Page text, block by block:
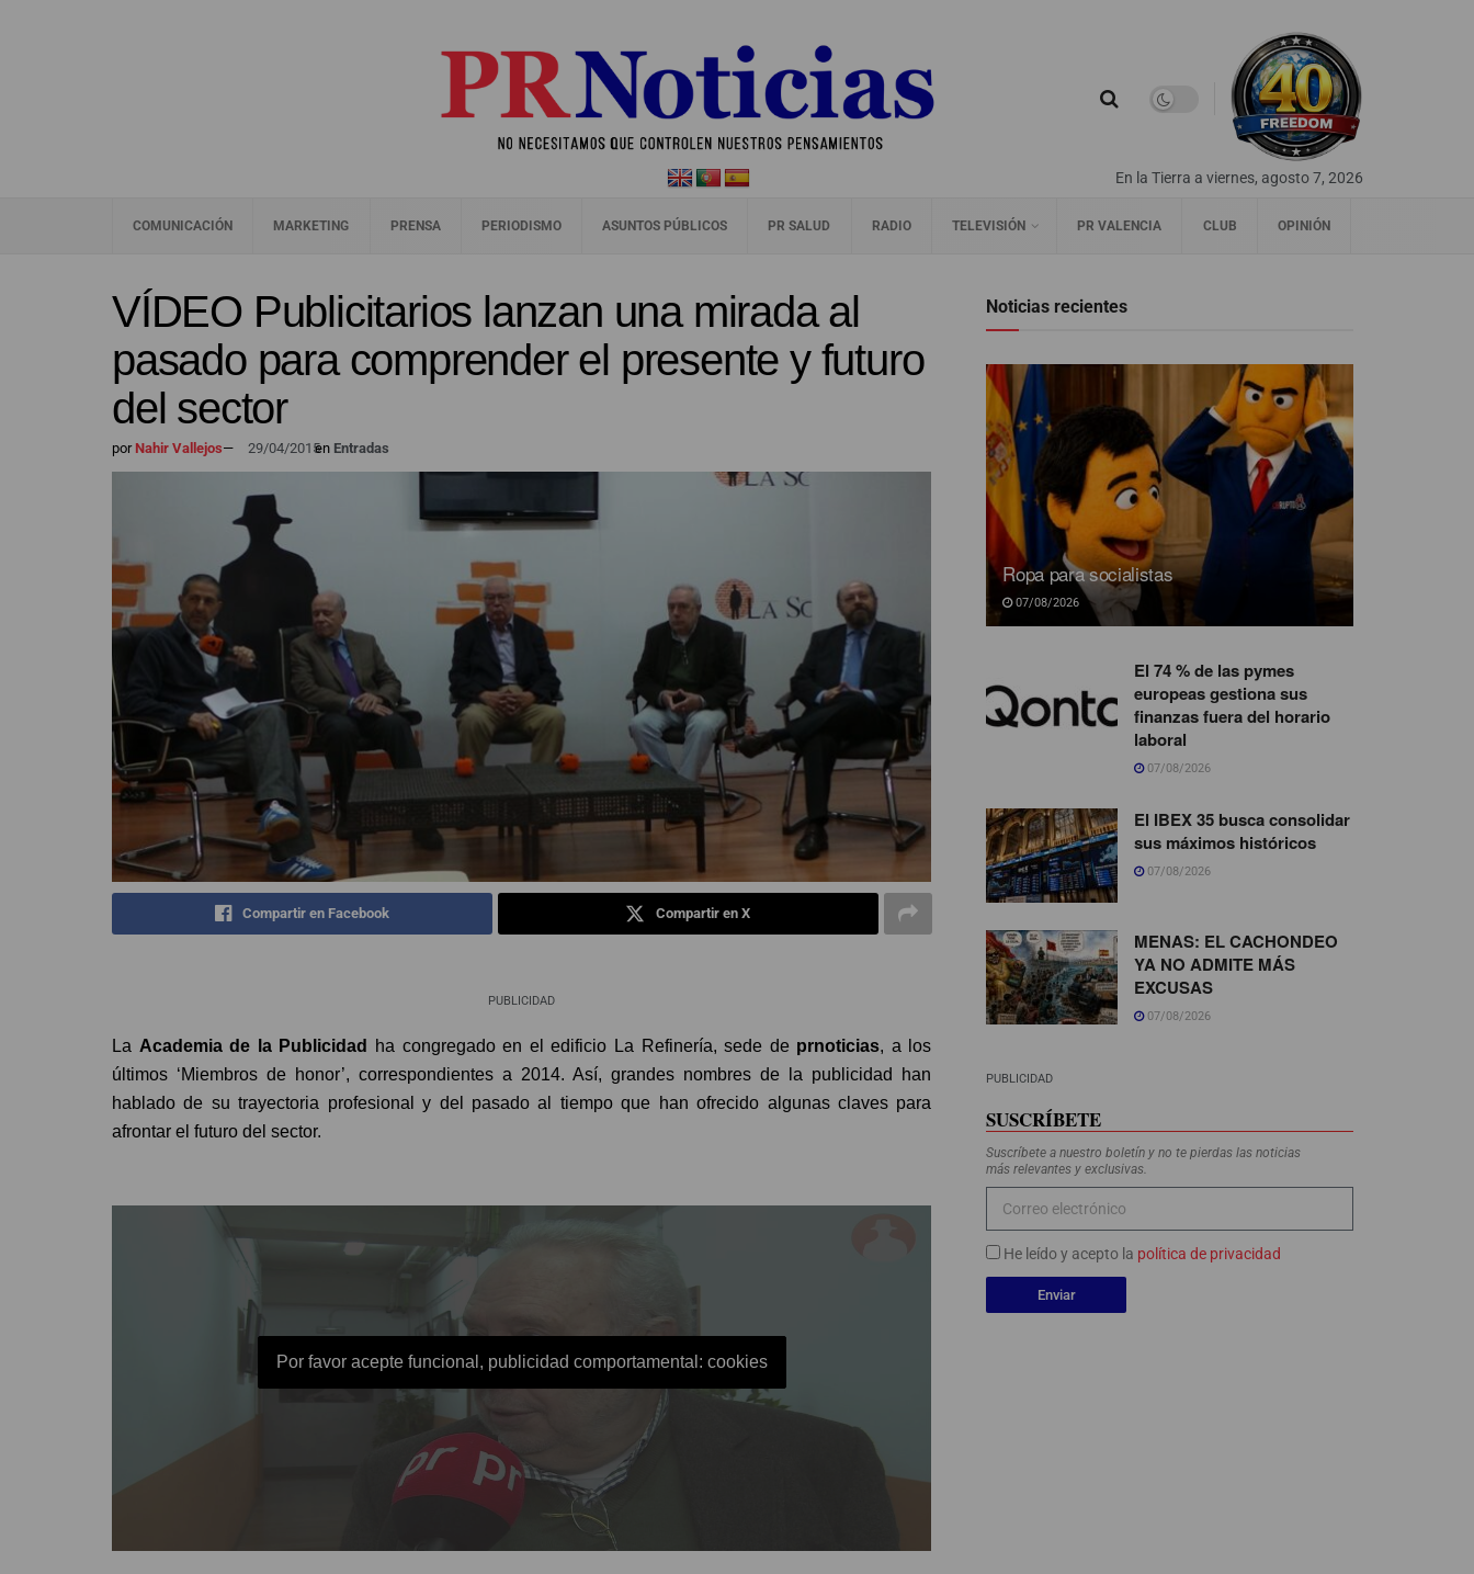
En la Tierra a viernes, agosto 7, 2026
COMUNICACIÓN MARKETING PRENSA PERIODISMO ASUNTOS PÚBLICOS PR SALUD RADIO TELEVISIÓN PR VALENCIA CLUB OPINIÓN
VÍDEO Publicitarios lanzan una mirada al
pasado para comprender el presente y futuro
del sector
porNahir Vallejos— 29/04/2015en Entradas
Compartir en Facebook Compartir en X
PUBLICIDAD
La Academia de la Publicidad ha congregado en el edificio La Refinería, sede de prnoticias, a los
últimos ‘Miembros de honor’, correspondientes a 2014. Así, grandes nombres de la publicidad han
hablado de su trayectoria profesional y del pasado al tiempo que han ofrecido algunas claves para
afrontar el futuro del sector.
Por favor acepte funcional, publicidad comportamental: cookies
Noticias recientes
Ropa para socialistas
07/08/2026
El 74 % de las pymes
europeas gestiona sus
finanzas fuera del horario
laboral
07/08/2026
El IBEX 35 busca consolidar
sus máximos históricos
07/08/2026
MENAS: EL CACHONDEO
YA NO ADMITE MÁS
EXCUSAS
07/08/2026
PUBLICIDAD
SUSCRÍBETE
Suscríbete a nuestro boletín y no te pierdas las noticias
más relevantes y exclusivas.
He leído y acepto la política de privacidad
Enviar